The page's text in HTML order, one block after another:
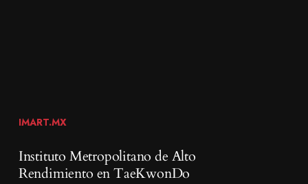
IMART.MX
Instituto Metropolitano de Alto
Rendimiento enTaeKwonDo